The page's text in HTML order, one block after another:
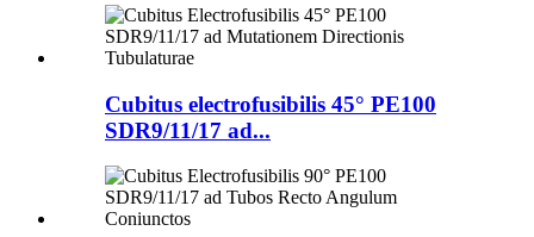
Cubitus electrofusibilis 45° PE100
SDR9/11/17 ad...